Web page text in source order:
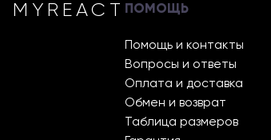
MYREACT ПОМОЩЬ
Помощь и контакты
Вопросы и ответы
Оплата и доставка
Обмен и возврат
Таблица размеров